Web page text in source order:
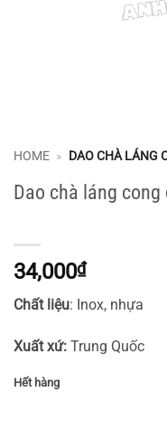
HOME » DAO CHÀ LÁNG
Dao chà láng cong
34,000₫
Chất liệu: Inox, nhựa
Xuất xứ: Trung Quốc
Hết hàng